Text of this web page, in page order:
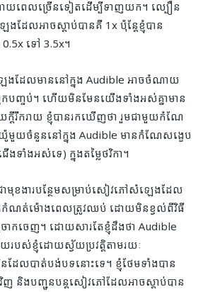
ពេលច្រើនទៀតដើម្បីទាញយក។ ល្បឿន
ែលអាចស្ដាប់បានគឺ 1x ប៉ុន្តែខ្ញុំបាន
ទៅ 3.5x។
ងដែលមាននៅក្នុង Audible អាចចំណាយ
កបញ្ចប់។ ហើយមិនមែនយើងទាំងអស់គ្នាមាន
តីរីករាយ ខ្ញុំបានរកឃើញថា រួមជាមួយកំណែ
ចំនួននៅក្នុង Audible មានកំណែសង្ខេប
ទាំងអស់ទេ) ក្នុងតម្លៃថវិកា។
មុខងារបន្ថែមសម្រាប់សៀវភៅសំឡេងដែល
តែកំណត់ម៉ោងពេលត្រូវឈប់ ដោយមិនខ្វល់ពីវិធី
ាកចេញ។ ដោយសារតែខ្ញុំដឹងថា Audible
របស់ខ្ញុំដោយស្វ័យប្រវត្តិតាមរយៈ
នដែលបាត់បង់បទនោះទេ។ ខ្ញុំថែមទាំងបាន
ញ និងបញ្ជូនបន្តសៀវភៅដែលអាចស្តាប់បាន